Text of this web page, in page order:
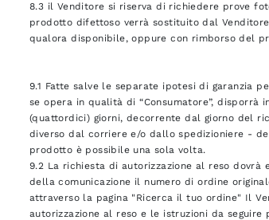
8.3 il Venditore si riserva di richiedere prove
prodotto difettoso verrà sostituito dal
qualora disponibile, oppure con rimborso del
9.1 Fatte salve le separate ipotesi di garanzia
se opera in qualità di “Consumatore”,
(quattordici) giorni, decorrente dal giorno del
diverso dal corriere e/o dallo spedizioniere -
prodotto è possibile una sola volta.
9.2 La richiesta di autorizzazione al reso dovrà
della comunicazione il numero di ordine
attraverso la pagina "Ricerca il tuo ordine" Il
autorizzazione al reso e le istruzioni da seguire